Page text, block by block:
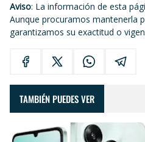
Aviso: La información de esta
Aunque procuramos mantenerla
garantizamos su exactitud o
TAMBIÉN PUEDES VER